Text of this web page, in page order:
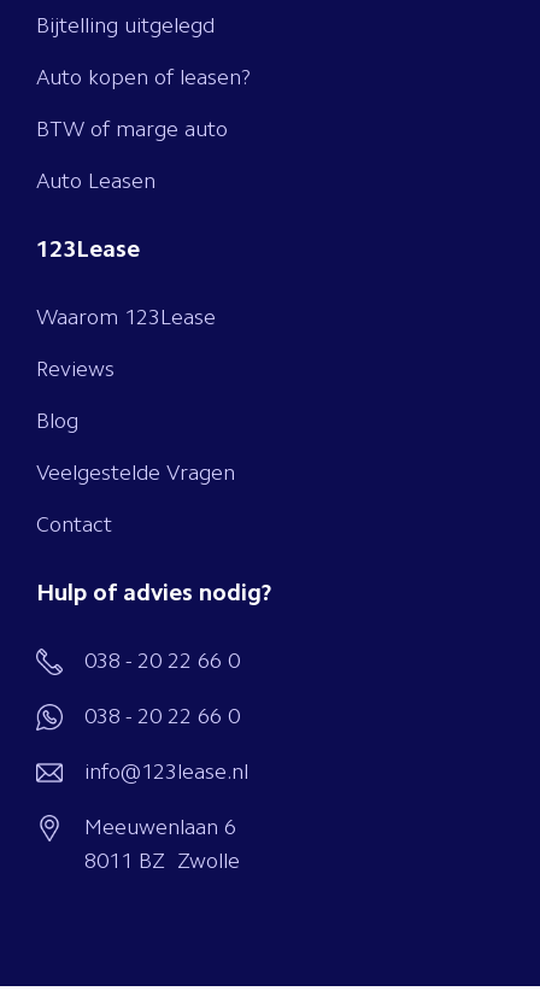
Bijtelling uitgelegd
Auto kopen of leasen?
BTW of marge auto
Auto Leasen
123Lease
Waarom 123Lease
Reviews
Blog
Veelgestelde Vragen
Contact
Hulp of advies nodig?
038 - 20 22 66 0
038 - 20 22 66 0
info@123lease.nl
Meeuwenlaan 6
8011 BZ Zwolle